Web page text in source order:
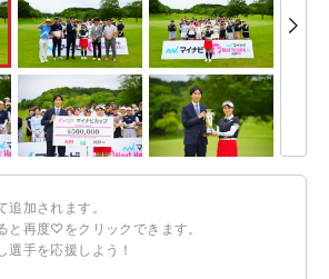
追加されます。
と再度♡をクリックできます。
選手を応援しよう！